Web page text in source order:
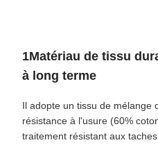
1Matériau de tissu
à long terme
Il adopte un tissu de mélange
résistance à l'usure (60%
traitement résistant aux